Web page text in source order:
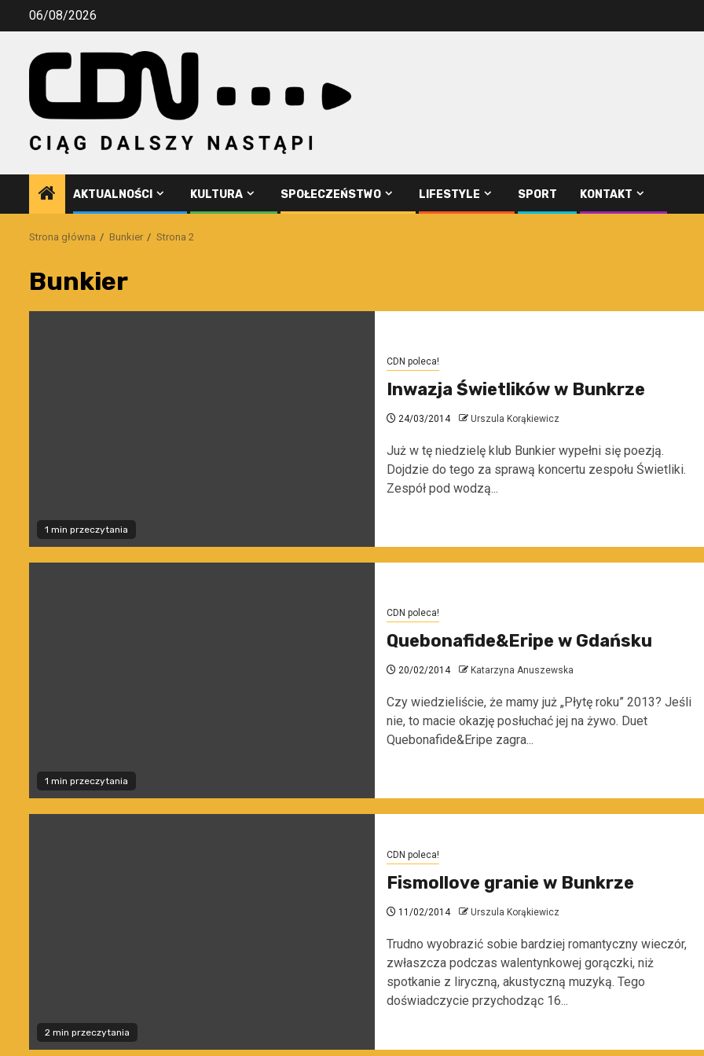
Przejdź06/08/2026
AKTUALNOŚCI KULTURA SPOŁECZEŃSTWO LIFESTYLE SPORT KONTAKT
Strona główna Bunkier Strona 2
Bunkier
1 min przeczytania
CDN poleca!
Inwazja Świetlików w Bunkrze
24/03/2014 Urszula Korąkiewicz
Już w tę niedzielę klub Bunkier wypełni się poezją.
Dojdzie do tego za sprawą koncertu zespołu Świetliki.
Zespół pod wodzą...
1 min przeczytania
CDN poleca!
Quebonafide&Eripe w Gdańsku
20/02/2014 Katarzyna Anuszewska
Czy wiedzieliście, że mamy już „Płytę roku” 2013? Jeśli
nie, to macie okazję posłuchać jej na żywo. Duet
Quebonafide&Eripe zagra...
2 min przeczytania
CDN poleca!
Fismollove granie w Bunkrze
11/02/2014 Urszula Korąkiewicz
Trudno wyobrazić sobie bardziej romantyczny wieczór,
zwłaszcza podczas walentynkowej gorączki, niż
spotkanie z liryczną, akustyczną muzyką. Tego
doświadczycie przychodząc 16...